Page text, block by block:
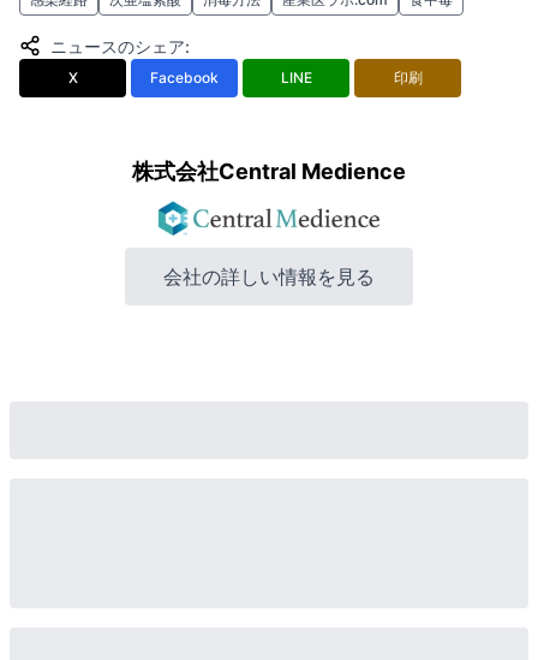
ニュースのシェア:
X Facebook LINE 印刷
株式会社Central Medience
会社の詳しい情報を見る